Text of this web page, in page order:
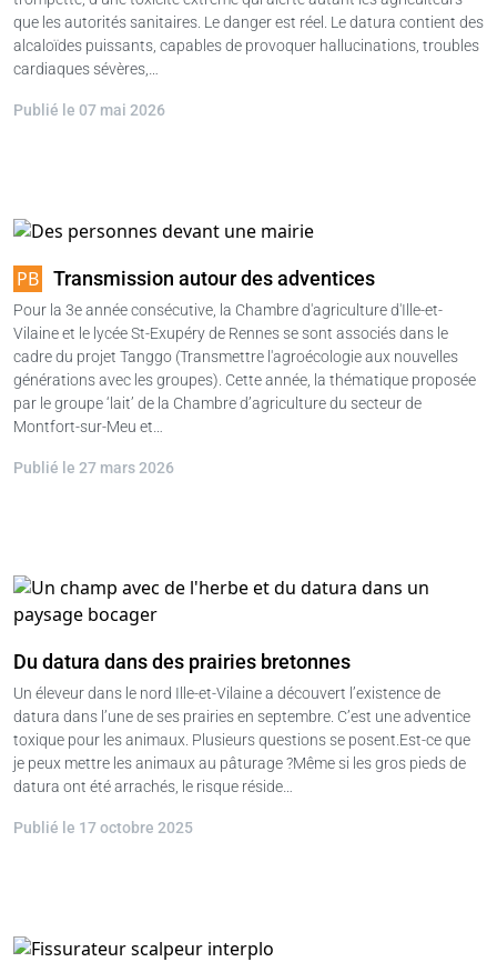
que les autorités sanitaires. Le danger est réel. Le datura contient des
alcaloïdes puissants, capables de provoquer hallucinations, troubles
cardiaques sévères,…
Publié le 07 mai 2026
Transmission autour des adventices
Pour la 3e année consécutive, la Chambre d'agriculture d'Ille-et-
Vilaine et le lycée St-Exupéry de Rennes se sont associés dans le
cadre du projet Tanggo (Transmettre l'agroécologie aux nouvelles
générations avec les groupes). Cette année, la thématique proposée
par le groupe ‘lait’ de la Chambre d’agriculture du secteur de
Montfort-sur-Meu et…
Publié le 27 mars 2026
Du datura dans des prairies bretonnes
Un éleveur dans le nord Ille-et-Vilaine a découvert l’existence de
datura dans l’une de ses prairies en septembre. C’est une adventice
toxique pour les animaux. Plusieurs questions se posent.Est-ce que
je peux mettre les animaux au pâturage ?Même si les gros pieds de
datura ont été arrachés, le risque réside…
Publié le 17 octobre 2025